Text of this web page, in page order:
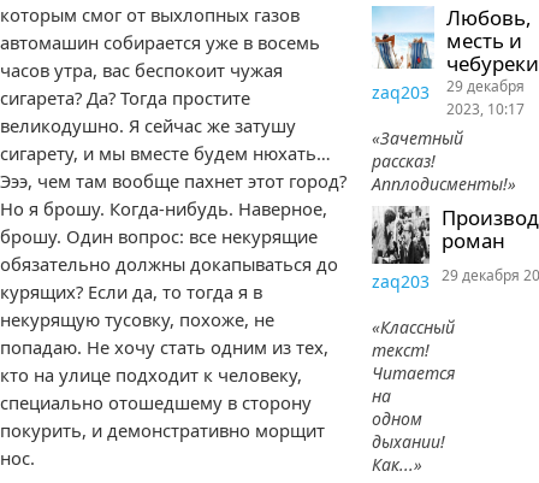
которым смог от выхлопных газов
автомашин собирается уже в восемь
часов утра, вас беспокоит чужая
сигарета? Да? Тогда простите
великодушно. Я сейчас же затушу
сигарету, и мы вместе будем нюхать…
Эээ, чем там вообще пахнет этот город?
Но я брошу. Когда-нибудь. Наверное,
брошу. Один вопрос: все некурящие
обязательно должны докапываться до
курящих? Если да, то тогда я в
некурящую тусовку, похоже, не
попадаю. Не хочу стать одним из тех,
кто на улице подходит к человеку,
специально отошедшему в сторону
покурить, и демонстративно морщит
нос.
Любовь,
месть и
чебуреки
zaq203
«Зачетный
рассказ!
Апплодисменты!»
29 декабря
2023, 10:17
роман
zaq203
«Классный
текст!
Читается
на
одном
дыхании!
Как...»
29 декабря